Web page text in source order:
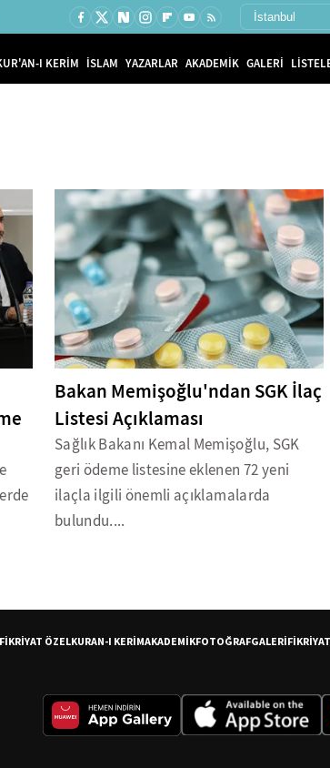
I KERİM İSLAM YAZARLAR AKADEMİK GALERİ
Bakan Memişoğlu'ndan SGK İlaç
Listesi Açıklaması
Sağlık Bakanı Kemal Memişoğlu, SGK
geri ödeme listesine eklenen 72 yeni
ilaçla ilgili önemli açıklamalarda
bulundu....
ÖZELKURAN-I KERİMAKADEMİKFOTOĞRAFGALERİ